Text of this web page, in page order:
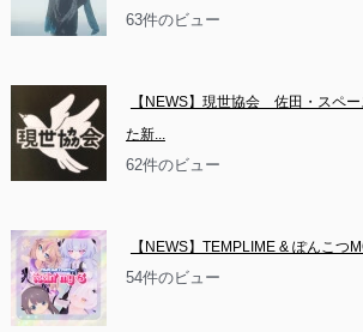
63件のビュー
【NEWS】現世協会　佐田・スペ
た新...
62件のビュー
【NEWS】TEMPLIME & ぽんこつ
54件のビュー